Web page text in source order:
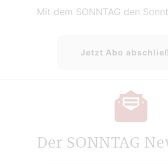
Mit dem SONNTAG den
Jetzt Abo
Der SONNTAG